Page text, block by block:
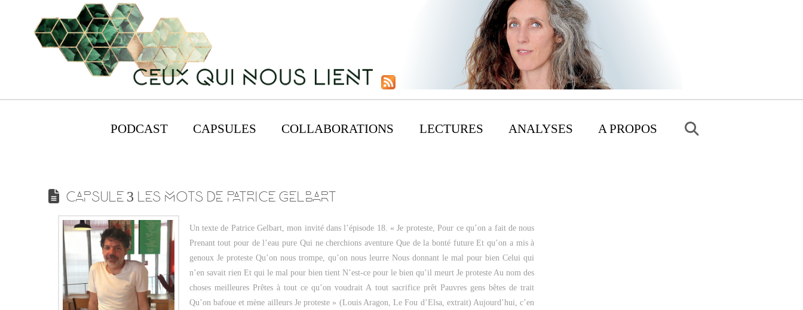
PODCAST CAPSULES COLLABORATIONS LECTURES ANALYSES A PROPOS
CAPSULE 3 LES MOTS DE PATRICE GELBART
Un texte de Patrice Gelbart, mon invité dans l’épisode 18. « Je proteste, Pour ce qu’on a fait de nous
Prenant tout pour de l’eau pure Qui ne cherchions aventure Que de la bonté future Et qu’on a mis à
genoux Je proteste Qu’on nous trompe, qu’on nous leurre Nous donnant le mal pour bien Celui qui
n’en savait rien Et qui le mal pour bien tient N’est-ce pour le bien qu’il meurt Je proteste Au nom des
choses meilleures Prêtes à tout ce qu’on voudrait A tout sacrifice prêt Pauvres gens bêtes de trait
Qu’on bafoue et mène ailleurs Je proteste » (Louis Aragon, Le Fou d’Elsa, extrait) Aujourd’hui, c’en